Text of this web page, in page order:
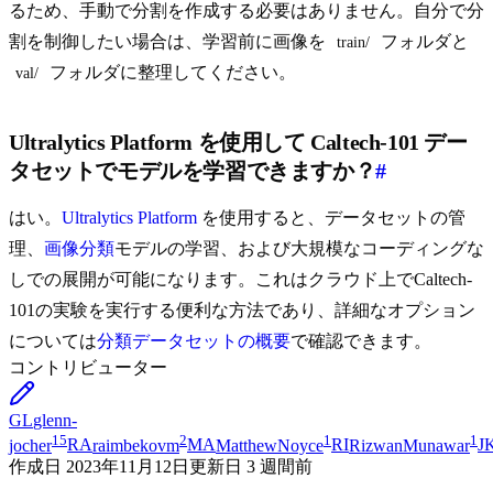
るため、手動で分割を作成する必要はありません。自分で分
割を制御したい場合は、学習前に画像を
train/ フォルダと
val/ フォルダに整理してください。
Ultralytics Platform を使用して Caltech-101 デー
タセットでモデルを学習できますか？#
はい。 Ultralytics Platform を使用すると、データセットの管
理、 画像分類モデルの学習、および大規模なコーディングな
しでの展開が可能になります。これはクラウド上でCaltech-
101の実験を実行する便利な方法であり、詳細なオプション
については分類データセットの概要で確認できます。
コントリビューター
GLglenn-
jocher15RAraimbekovm2MAMatthewNoyce1 RIRizwanMunawar1
作成日 2023年11月12日 更新日 3 週間前